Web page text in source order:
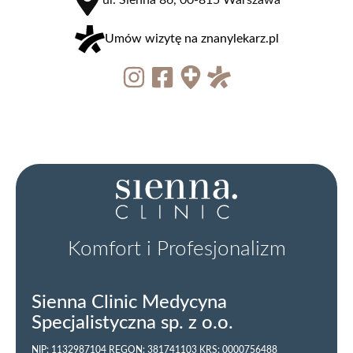
Usunięcie torbieli pilonidalnej
Umów wizytę na znanylekarz.pl
Komfort i Profesjonalizm
Sienna Clinic Medycyna
Specjalistyczna sp. z o.o.
NIP: 1132987104 REGON: 381741103 KRS: 0000756488